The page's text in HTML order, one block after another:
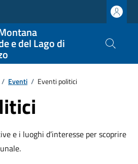
e del Lago di
/ Eventi / Eventi politici
e i luoghi d’interesse per scoprire